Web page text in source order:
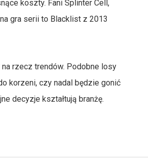
koszty. Fani Splinter Cell,
gra serii to Blacklist z 2013
rzecz trendów. Podobne losy
korzeni, czy nadal będzie gonić
decyzje kształtują branżę.